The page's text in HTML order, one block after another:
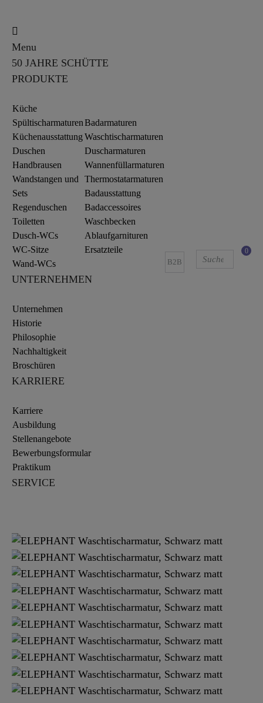
Menu
50 JAHRE SCHÜTTE
PRODUKTE
Küche
Spültischarmaturen
Küchenausstattung
Duschen
Handbrausen
Wandstangen und
Sets
Regenduschen
Toiletten
Dusch-WCs
WC-Sitze
Wand-WCs
Badarmaturen
Waschtischarmaturen
Duscharmaturen
Wannenfüllarmaturen
Thermostatarmaturen
Badausstattung
Badaccessoires
Waschbecken
Ablaufgarnituren
Ersatzteile
UNTERNEHMEN
Unternehmen
Historie
Philosophie
Nachhaltigkeit
Broschüren
KARRIERE
Karriere
Ausbildung
Stellenangebote
Bewerbungsformular
Praktikum
SERVICE
B2B
0